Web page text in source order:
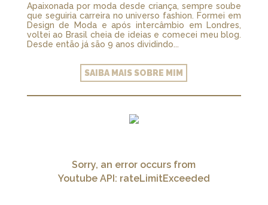
Apaixonada por moda desde criança, sempre soube
que seguiria carreira no universo fashion. Formei em
Design de Moda e após intercâmbio em Londres,
voltei ao Brasil cheia de ideias e comecei meu blog.
Desde então já são 9 anos dividindo...
SAIBA MAIS SOBRE MIM
Sorry, an error occurs from
Youtube API: rateLimitExceeded